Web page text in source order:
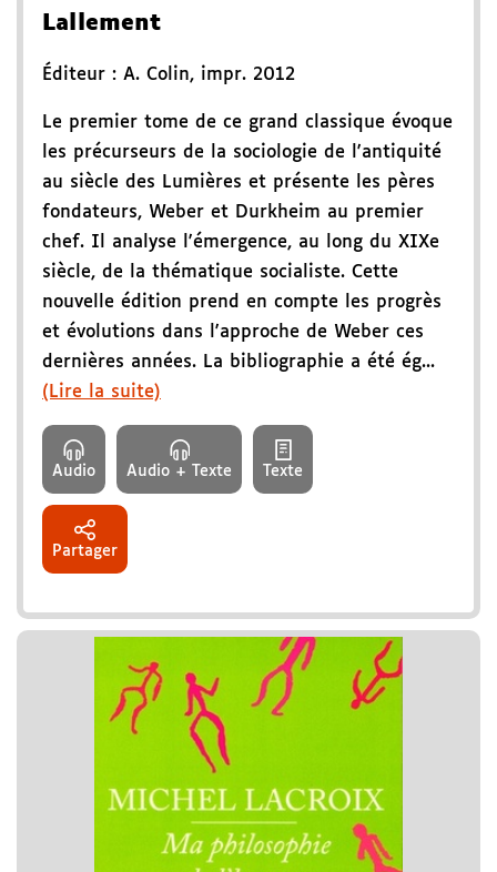
Lallement
Éditeur : A. Colin, impr. 2012
Le premier tome de ce grand classique évoque
les précurseurs de la sociologie de l'antiquité
au siècle des Lumières et présente les pères
fondateurs, Weber et Durkheim au premier
chef. Il analyse l'émergence, au long du XIXe
siècle, de la thématique socialiste. Cette
nouvelle édition prend en compte les progrès
et évolutions dans l'approche de Weber ces
dernières années. La bibliographie a été ég...
(Lire la suite)
Audio Audio + Texte Texte
Partager